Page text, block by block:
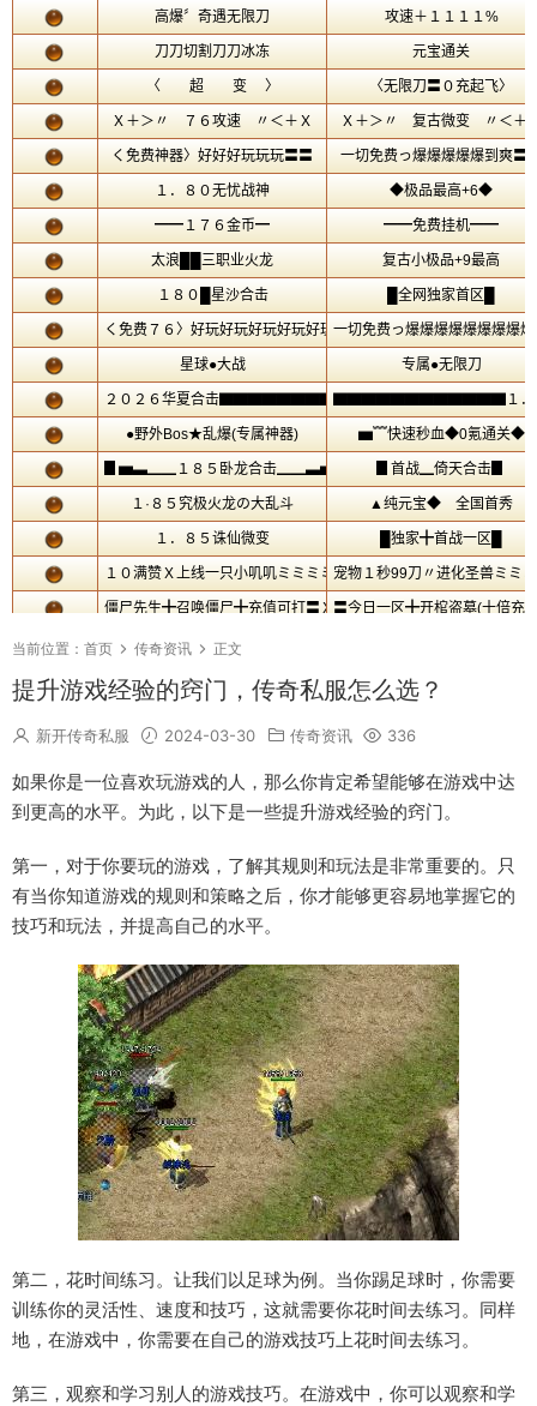
当前位置： 首页 传奇资讯 正文
提升游戏经验的窍门，传奇私服怎么选？
新开传奇私服 2024-03-30 传奇资讯 336
如果你是一位喜欢玩游戏的人，那么你肯定希望能够在游戏中达
到更高的水平。为此，以下是一些提升游戏经验的窍门。
第一，对于你要玩的游戏，了解其规则和玩法是非常重要的。只
有当你知道游戏的规则和策略之后，你才能够更容易地掌握它的
技巧和玩法，并提高自己的水平。
第二，花时间练习。让我们以足球为例。当你踢足球时，你需要
训练你的灵活性、速度和技巧，这就需要你花时间去练习。同样
地，在游戏中，你需要在自己的游戏技巧上花时间去练习。
第三，观察和学习别人的游戏技巧。在游戏中，你可以观察和学